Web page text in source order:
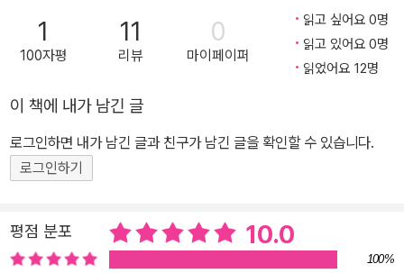
만), 아이들은 의외로 몰라도 질문하지 않고, 위의 예시처럼 대강 짐
작으로 잘못 해석하기도 합니다. 모른 채로 책장을 마구 넘기기도 하
고요. 본래 지식책 자체가 특정 분야 지식을 담은 거라, 분야 용어를
용어가 많이 등장할 수밖에 없습니다. 친절한 책은 구석구석 용어 설
명란을 따로 두기도 하지만, 아이들은 잘 안 보죠. 아무리 쉽게 풀어낸
초등용 책이어도 나올 수밖에 없는 단어들도 있고요. 결국 역사책을
당장 읽는 것보다 중요한 것은 역사 용어에 익숙해지는 거랍니다.” _
모님들을 만나 온 라온오쌤 오현선 저자는 수업 중 아이들이 한국사
책을 유독 어려워하는 것이 안타깝습니다. 어려운 용어들이 가득한
1
100자평
11
리뷰
0
마이페이퍼
읽고 싶어요 0명
읽고 있어요 0명
읽었어요 12명
이 책에 내가 남긴 글
로그인하면 내가 남긴 글과 친구가 남긴 글을 확인할 수 있습니다.
로그인하기
평점 분포 10.0
100%